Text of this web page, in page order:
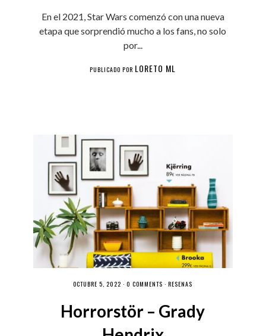
En el 2021, Star Wars comenzó con una nueva
etapa que sorprendió mucho a los fans, no solo
por...
PUBLICADO POR LORETO ML
OCTUBRE 5, 2022 ·0 COMMENTS ·RESEÑAS
Horrorstör – Grady